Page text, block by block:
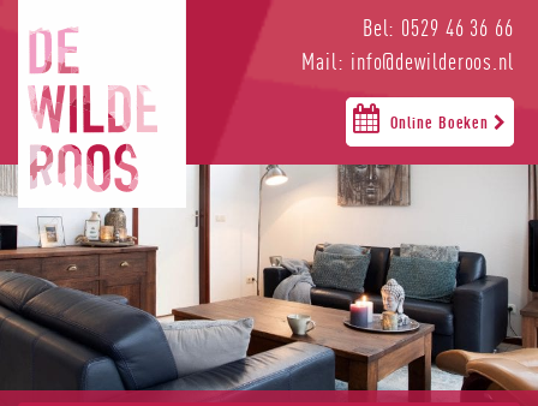
Bel: 0529 46 36 66
Mail: info@dewilderoos.nl
Online Boeken